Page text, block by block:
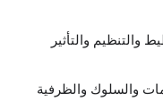
والتأثير
والسلوك والظرفية